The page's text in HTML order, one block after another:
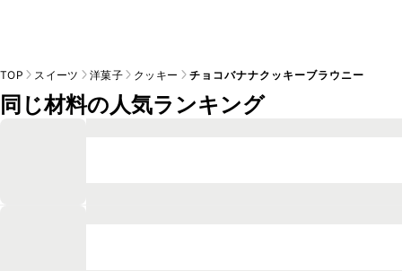
TOP スイーツ 洋菓子 クッキー チョコバナナクッキーブラウニー
同じ材料の人気ランキング